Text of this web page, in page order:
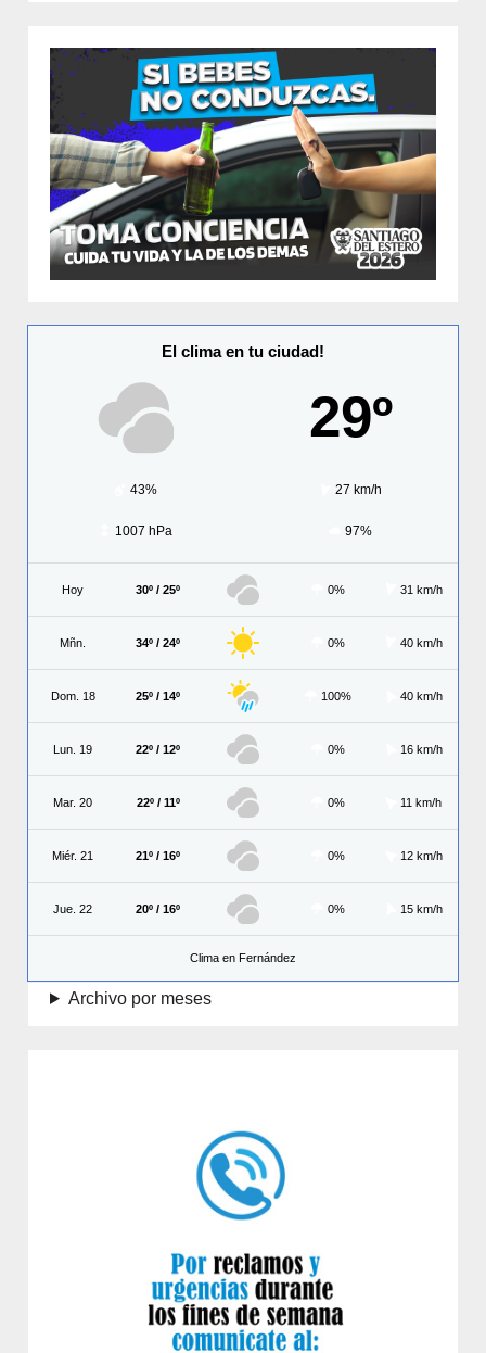
El clima en tu ciudad!
29º
43% 27 km/h
1007 hPa 97%
Hoy 30º / 25º 0% 31 km/h
Mñn. 34º / 24º 0% 40 km/h
Dom. 18 25º / 14º 100% 40 km/h
Lun. 19 22º / 12º 0% 16 km/h
Mar. 20 22º / 11º 0% 11 km/h
Miér. 21 21º / 16º 0% 12 km/h
Jue. 22 20º / 16º 0% 15 km/h
Clima en Fernández
Archivo por meses